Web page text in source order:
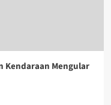
Kendaraan Mengular